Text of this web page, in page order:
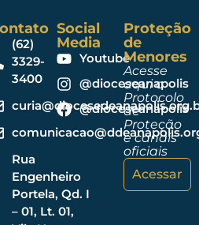
(62)
3329-
3400
Rua
Engenheiro
Portela, Qd. I
– 01, Lt. 01,
Social
Media
Youtube
@dioceseanapolis
@dioceseanapolis
Proteção
de
Menores
Acesse
aqui o
Protocolo
de
Proteção
e canais
oficiais
Acessar